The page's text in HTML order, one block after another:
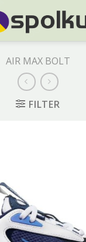
AIR MAX BOLT
FILTER